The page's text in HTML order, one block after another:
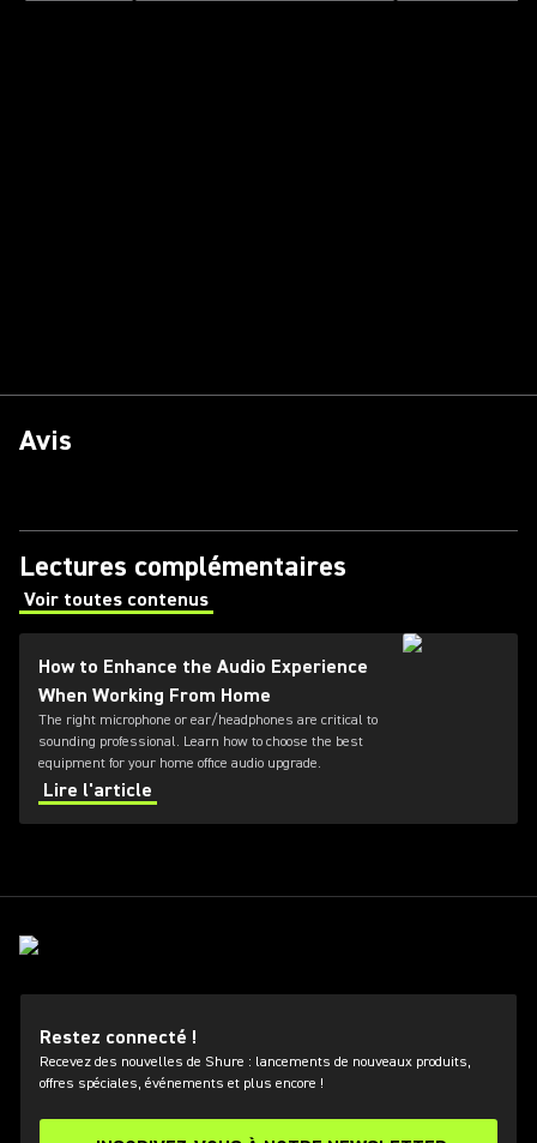
Avis
Lectures complémentaires
Voir toutes contenus
(Opens in a new tab)
How to Enhance the Audio Experience
When Working From Home
The right microphone or ear/headphones are critical to
sounding professional. Learn how to choose the best
equipment for your home office audio upgrade.
Lire l'article
Restez connecté !
Recevez des nouvelles de Shure : lancements de nouveaux produits,
offres spéciales, événements et plus encore !